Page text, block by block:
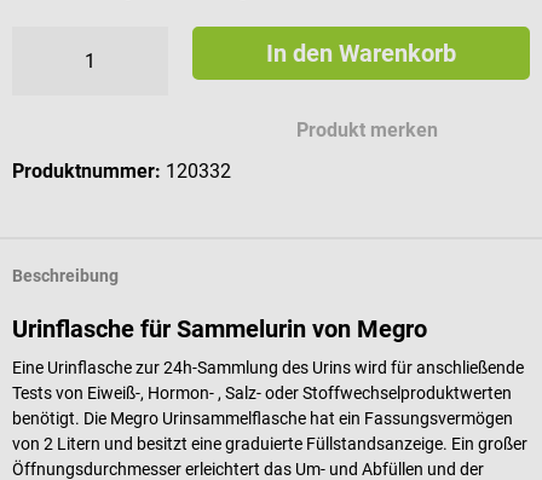
In den Warenkorb
Produkt merken
Produktnummer: 120332
Beschreibung
Urinflasche für Sammelurin von Megro
Eine Urinflasche zur 24h-Sammlung des Urins wird für anschließende
Tests von Eiweiß-, Hormon- , Salz- oder Stoffwechselproduktwerten
benötigt. Die Megro Urinsammelflasche hat ein Fassungsvermögen
von 2 Litern und besitzt eine graduierte Füllstandsanzeige. Ein großer
Öffnungsdurchmesser erleichtert das Um- und Abfüllen und der